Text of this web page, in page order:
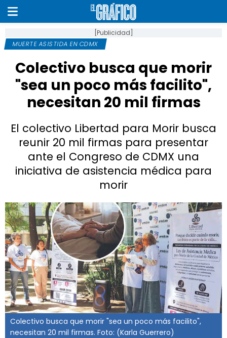
[Publicidad]
MUERTE ASISTIDA EN CDMX
Colectivo busca que morir
"sea un poco más facilito",
necesitan 20 mil firmas
El colectivo Libertad para Morir busca
reunir 20 mil firmas para presentar
ante el Congreso de CDMX una
iniciativa de asistencia médica para
morir
Colectivo busca que morir "sea un poco más facilito",
necesitan 20 mil firmas. Foto: (Karla Guerrero)